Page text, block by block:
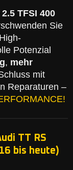
TFSI 400
Sie
Potenzial
, mehr
mit
Reparaturen –
TT RS
bis heute)